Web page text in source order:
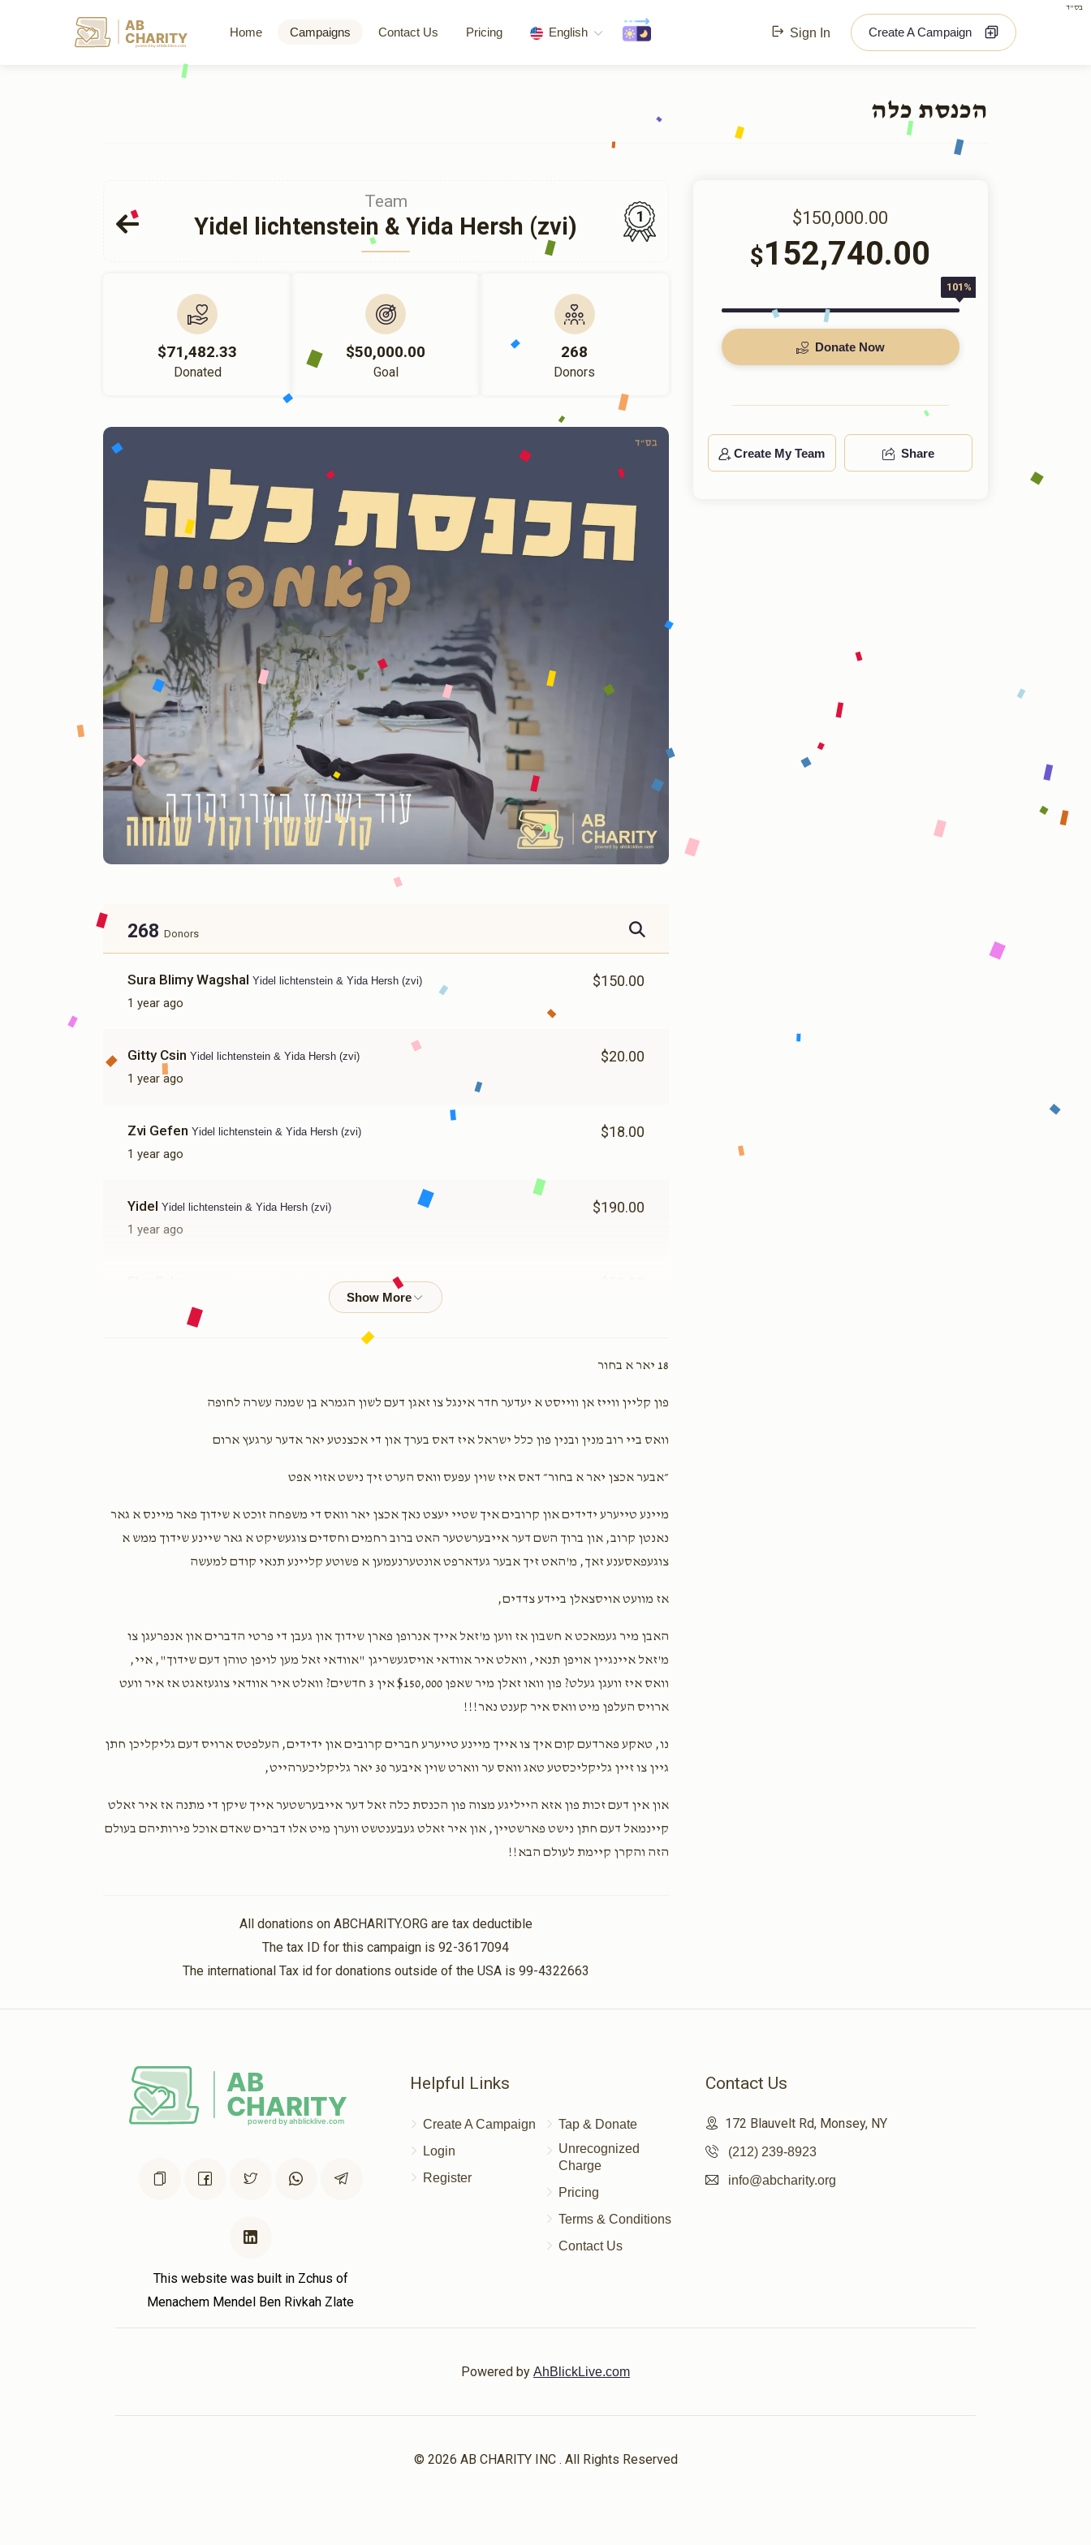
בס"ד
AB
CHARITY
powerd by ahblicklive.com
Home Campaigns Contact Us Pricing English Sign In Create A Campaign
הכנסת כלה
Team
Yidel lichtenstein & Yida Hersh (zvi) 1
$71,482.33
Donated
$50,000.00
Goal
268
Donors
268 Donors
Sura Blimy Wagshal Yidel lichtenstein & Yida Hersh (zvi)
1 year ago
$150.00
Gitty Csin Yidel lichtenstein & Yida Hersh (zvi)
1 year ago
$20.00
Zvi Gefen Yidel lichtenstein & Yida Hersh (zvi)
1 year ago
$18.00
Yidel Yidel lichtenstein & Yida Hersh (zvi)
1 year ago
$190.00
Yidel lichtenstein & Yida Hersh (zvi)
$200.00
$405.00
Chaim Hersh Glanzer Yidel lichtenstein & Yida Hersh (zvi) $200.00
18 יאר א בחור
פון קליין ווייז אן ווייסט א יעדער חדר אינגל צו זאגן דעם לשון הגמרא בן שמנה עשרה לחופה
וואס ביי רוב מנין ובנין פון כלל ישראל איז דאס בערך און די אכצנטע יאר אדער ערגעץ ארום
״אבער אכצן יאר א בחור״ דאס איז שוין עפעס וואס הערט זיך נישט אזוי אפט
מיינע טייערע ידידים און קרובים איך שטיי יעצט נאך אכצן יאר וואס די משפחה זוכט א שידוך פאר מיינס א גאר
נאנטן קרוב, און ברוך השם דער אייבערשטער האט ברוב רחמים וחסדים צוגעשיקט א גאר שיינע שידוך ממש א
צוגעפאסענע זאך, מ'האט זיך אבער געדארפט אונטערנעמען א פשוטע קליינע תנאי קודם למעשה
אז מוועט אויסצאלן ביידע צדדים,
האבן מיר געמאכט א חשבון אז ווען מ'זאל אייך אנרופן פארן שידוך און געבן די פרטי הדברים און אנפרעגן צו
מ'זאל איינגיין אויפן תנאי, וואלט איר אוודאי אויסגעשריגן "אוודאי זאל מען לויפן טוהן דעם שידוך", איי,
וואס איז וועגן געלט? פון וואו זאלן מיר שאפן $150,000 אין 3 חדשים? וואלט איר אוודאי צוגעזאגט אז איר וועט
ארויס העלפן מיט וואס איר קענט נאר!!!
נו, טאקע פארדעם קום איך צו אייך מיינע טייערע חברים קרובים און ידידים, העלפטס ארויס דעם גליקליכן חתן
גיין צו זיין גליקליכסטע טאג וואס ער ווארט שוין איבער 30 יאר גליקליכערהייט,
און אין דעם זכות פון אזא הייליגע מצוה פון הכנסת כלה זאל דער אייבערשטער אייך שיקן די מתנה אז איר זאלט
קיינמאל דעם חתן נישט פארשטיין, און איר זאלט געבענטשט ווערן מיט אלו דברים שאדם אוכל פירותיהם בעולם
הזה והקרן קיימת לעולם הבא!!
All donations on ABCHARITY.ORG are tax deductible
The tax ID for this campaign is 92-3617094
The international Tax id for donations outside of the USA is 99-4322663
$150,000.00
$152,740.00
101%
Donate Now
Create My Team Share
This website was built in Zchus of
Menachem Mendel Ben Rivkah Zlate
Helpful Links
Create A Campaign
Login
Register
Tap & Donate
Unrecognized
Charge
Pricing
Terms & Conditions
Contact Us
Contact Us
172 Blauvelt Rd, Monsey, NY
(212) 239-8923
info@abcharity.org
Powered by AhBlickLive.com
© 2026 AB CHARITY INC . All Rights Reserved